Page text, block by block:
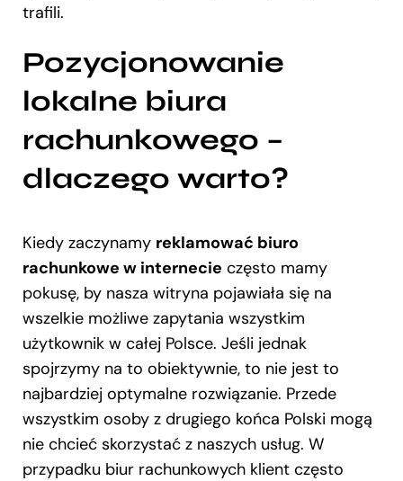
trafili.
Pozycjonowanie
lokalne biura
rachunkowego –
dlaczego warto?
Kiedy zaczynamy reklamować biuro
rachunkowe w internecie często mamy
pokusę, by nasza witryna pojawiała się na
wszelkie możliwe zapytania wszystkim
użytkownik w całej Polsce. Jeśli jednak
spojrzymy na to obiektywnie, to nie jest to
najbardziej optymalne rozwiązanie. Przede
wszystkim osoby z drugiego końca Polski mogą
nie chcieć skorzystać z naszych usług. W
przypadku biur rachunkowych klient często